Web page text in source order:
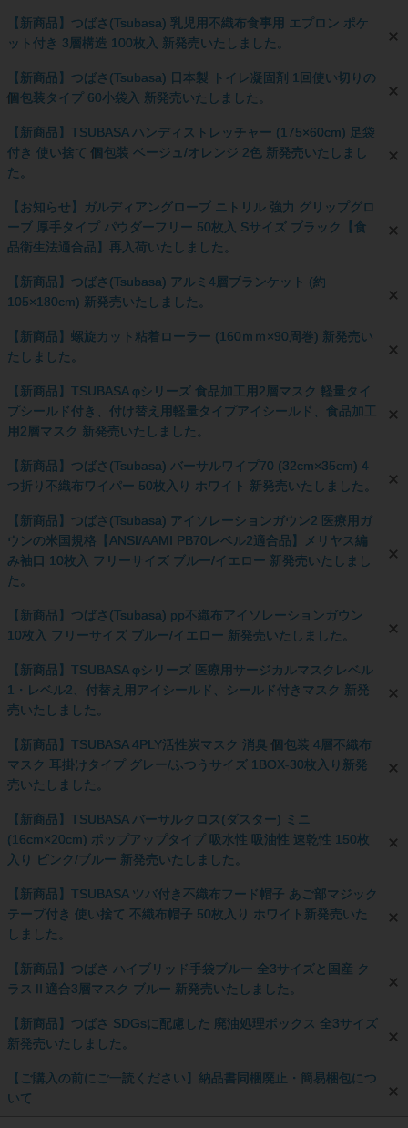
【新商品】つばさ(Tsubasa) 乳児用不織布食事用 エプロン ポケ
ット付き 3層構造 100枚入 新発売いたしました。
【新商品】つばさ(Tsubasa) 日本製 トイレ凝固剤 1回使い切りの
個包装タイプ 60小袋入 新発売いたしました。
【新商品】TSUBASA ハンディストレッチャー (175×60cm) 足袋
付き 使い捨て 個包装 ベージュ/オレンジ 2色 新発売いたしまし
た。
【お知らせ】ガルディアングローブ ニトリル 強力 グリップグロ
ーブ 厚手タイプ パウダーフリー 50枚入 Sサイズ ブラック【食
品衛生法適合品】再入荷いたしました。
【新商品】つばさ(Tsubasa) アルミ4層ブランケット (約
105×180cm) 新発売いたしました。
【新商品】螺旋カット粘着ローラー (160ｍｍ×90周巻) 新発売い
たしました。
【新商品】TSUBASA φシリーズ 食品加工用2層マスク 軽量タイ
プシールド付き、付け替え用軽量タイプアイシールド、食品加工
用2層マスク 新発売いたしました。
【新商品】つばさ(Tsubasa) バーサルワイプ70 (32cm×35cm) 4
つ折り不織布ワイパー 50枚入り ホワイト 新発売いたしました。
【新商品】つばさ(Tsubasa) アイソレーションガウン2 医療用ガ
ウンの米国規格【ANSI/AAMI PB70レベル2適合品】メリヤス編
み袖口 10枚入 フリーサイズ ブルー/イエロー 新発売いたしまし
た。
【新商品】つばさ(Tsubasa) pp不織布アイソレーションガウン
10枚入 フリーサイズ ブルー/イエロー 新発売いたしました。
【新商品】TSUBASA φシリーズ 医療用サージカルマスクレベル
1・レベル2、付替え用アイシールド、シールド付きマスク 新発
売いたしました。
【新商品】TSUBASA 4PLY活性炭マスク 消臭 個包装 4層不織布
マスク 耳掛けタイプ グレー/ふつうサイズ 1BOX-30枚入り新発
売いたしました。
【新商品】TSUBASA バーサルクロス(ダスター) ミニ
(16cm×20cm) ポップアップタイプ 吸水性 吸油性 速乾性 150枚
入り ピンク/ブルー 新発売いたしました。
【新商品】TSUBASA ツバ付き不織布フード帽子 あご部マジック
テープ付き 使い捨て 不織布帽子 50枚入り ホワイト新発売いた
しました。
【新商品】つばさ ハイブリッド手袋ブルー 全3サイズと国産 ク
ラスⅡ適合3層マスク ブルー 新発売いたしました。
【新商品】つばさ SDGsに配慮した 廃油処理ボックス 全3サイズ
新発売いたしました。
【ご購入の前にご一読ください】納品書同梱廃止・簡易梱包につ
いて